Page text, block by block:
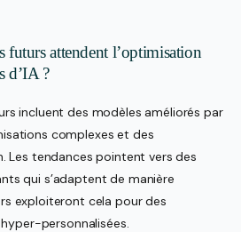
futurs attendent l’optimisation
d’IA ?
incluent des modèles améliorés par
complexes et des
Les tendances pointent vers des
qui s’adaptent de manière
exploiteront cela pour des
personnalisées.